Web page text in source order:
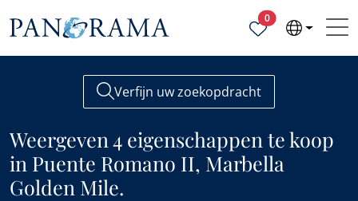
0Geselecteerde
Verfijn uw zoekopdracht
Weergeven 4 eigenschappen te koop
in Puente Romano II, Marbella
Golden Mile.